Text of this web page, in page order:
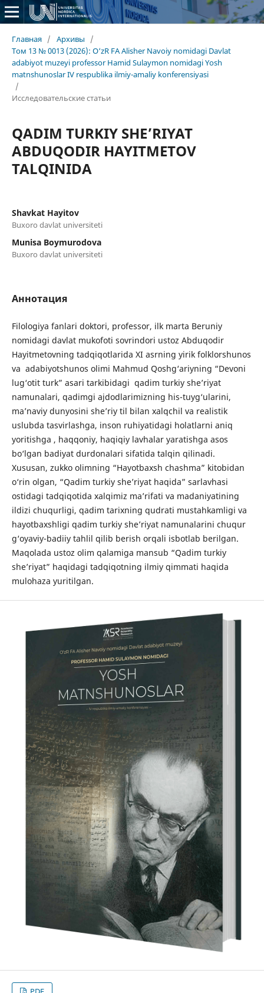
Главная / Архивы
/
Том 13 № 0013 (2026): O‘zR FA Alisher Navoiy nomidagi Davlat
adabiyot muzeyi professor Hamid Sulaymon nomidagi Yosh
matnshunoslar IV respublika ilmiy-amaliy konferensiyasi
/
Исследовательские статьи
QADIM TURKIY SHE’RIYAT
ABDUQODIR HAYITMETOV
TALQINIDA
Shavkat Hayitov
Buxoro davlat universiteti
Munisa Boymurodova
Buxoro davlat universiteti
Аннотация
Filologiya fanlari doktori, professor, ilk marta Beruniy
nomidagi davlat mukofoti sovrindori ustoz Abduqodir
Hayitmetovning tadqiqotlarida XI asrning yirik folklorshunos
va adabiyotshunos olimi Mahmud Qoshg‘ariyning “Devoni
lug‘otit turk” asari tarkibidagi qadim turkiy she’riyat
namunalari, qadimgi ajdodlarimizning his-tuyg‘ularini,
ma’naviy dunyosini she’riy til bilan xalqchil va realistik
uslubda tasvirlashga, inson ruhiyatidagi holatlarni aniq
yoritishga , haqqoniy, haqiqiy lavhalar yaratishga asos
bo‘lgan badiyat durdonalari sifatida talqin qilinadi.
Xususan, zukko olimning “Hayotbaxsh chashma” kitobidan
o‘rin olgan, “Qadim turkiy she’riyat haqida” sarlavhasi
ostidagi tadqiqotida xalqimiz ma’rifati va madaniyatining
ildizi chuqurligi, qadim tarixning qudrati mustahkamligi va
hayotbaxshligi qadim turkiy she’riyat namunalarini chuqur
g‘oyaviy-badiiy tahlil qilib berish orqali isbotlab berilgan.
Maqolada ustoz olim qalamiga mansub “Qadim turkiy
she’riyat” haqidagi tadqiqotning ilmiy qimmati haqida
mulohaza yuritilgan.